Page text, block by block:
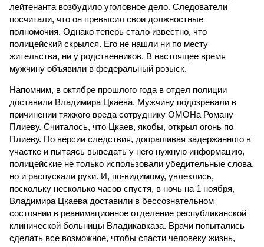
лейтенанта возбудило уголовное дело. Следователи
посчитали, что он превысил свои должностные
полномочия. Однако теперь стало известно, что
полицейский скрылся. Его не нашли ни по месту
жительства, ни у родственников. В настоящее время
мужчину объявили в федеральный розыск.
Напомним, в октябре прошлого года в отдел полиции
доставили Владимира Цкаева. Мужчину подозревали в
причинении тяжкого вреда сотруднику ОМОНа Роману
Плиеву. Считалось, что Цкаев, якобы, открыл огонь по
Плиеву. По версии следствия, допрашивая задержанного в
участке и пытаясь выведать у него нужную информацию,
полицейские не только использовали убедительные слова,
но и распускали руки. И, по-видимому, увлеклись,
поскольку несколько часов спустя, в ночь на 1 ноября,
Владимира Цкаева доставили в бессознательном
состоянии в реанимационное отделение республиканской
клинической больницы Владикавказа. Врачи попытались
сделать все возможное, чтобы спасти человеку жизнь,